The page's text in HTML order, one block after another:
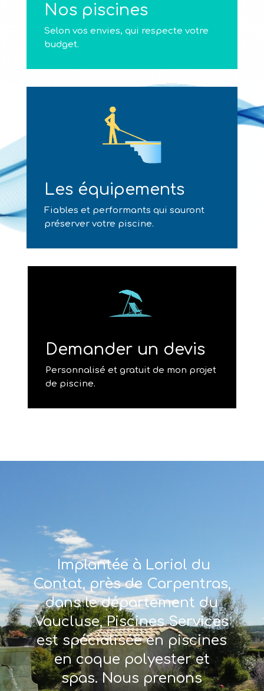
Nos piscines
Selon vos envies, qui respecte votre
budget.
Les équipements
Fiables et performants qui sauront
préserver votre piscine.
Demander un devis
Personnalisé et gratuit de mon projet
de piscine.
Implantée à Loriol du
Contat, près de Carpentras,
dans le département du
Vaucluse, Piscines Services
est spécialisée en piscines
en coque polyester et
spas. Nous prenons